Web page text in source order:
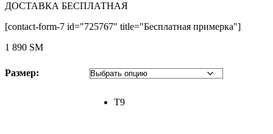
ДОСТАВКА БЕСПЛАТНАЯ
[contact-form-7 id="725767" title="Бесплатная примерка"]
1 890 ЅМ
Размер:
T9